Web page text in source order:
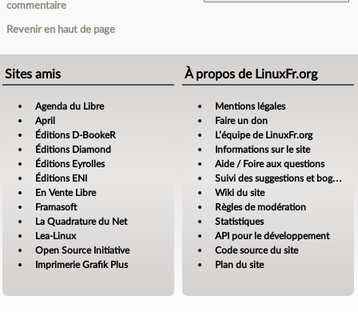
commentaire
Revenir en haut de page
Sites amis
Agenda du Libre
April
Éditions D-BookeR
Éditions Diamond
Éditions Eyrolles
Éditions ENI
En Vente Libre
Framasoft
La Quadrature du Net
Lea-Linux
Open Source Initiative
Imprimerie Grafik Plus
À propos de LinuxFr.org
Mentions légales
Faire un don
L’équipe de LinuxFr.org
Informations sur le site
Aide / Foire aux questions
Suivi des suggestions et bogues
Wiki du site
Règles de modération
Statistiques
API pour le développement
Code source du site
Plan du site